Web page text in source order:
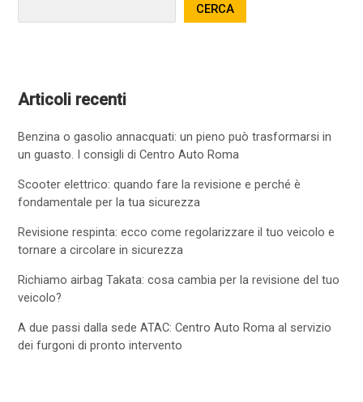
CERCA
Articoli recenti
Benzina o gasolio annacquati: un pieno può trasformarsi in
un guasto. I consigli di Centro Auto Roma
Scooter elettrico: quando fare la revisione e perché è
fondamentale per la tua sicurezza
Revisione respinta: ecco come regolarizzare il tuo veicolo e
tornare a circolare in sicurezza
Richiamo airbag Takata: cosa cambia per la revisione del tuo
veicolo?
A due passi dalla sede ATAC: Centro Auto Roma al servizio
dei furgoni di pronto intervento